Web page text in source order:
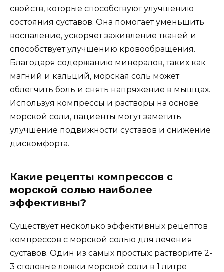
свойств, которые способствуют улучшению
состояния суставов. Она помогает уменьшить
воспаление, ускоряет заживление тканей и
способствует улучшению кровообращения.
Благодаря содержанию минералов, таких как
магний и кальций, морская соль может
облегчить боль и снять напряжение в мышцах.
Используя компрессы и растворы на основе
морской соли, пациенты могут заметить
улучшение подвижности суставов и снижение
дискомфорта.
Какие рецепты компрессов с
морской солью наиболее
эффективны?
Существует несколько эффективных рецептов
компрессов с морской солью для лечения
суставов. Один из самых простых: растворите 2-
3 столовые ложки морской соли в 1 литре